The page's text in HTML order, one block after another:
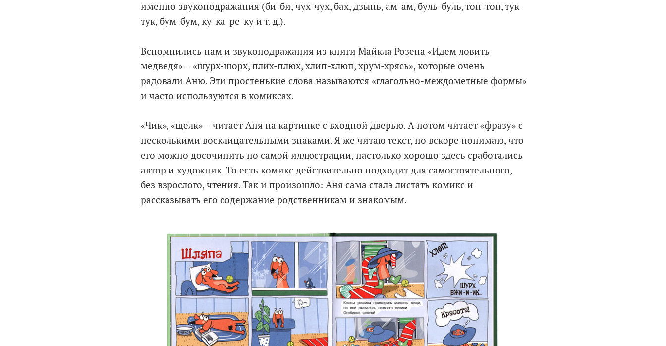
именно звукоподражания (би-би, чух-чух, бах, дзынь, ам-ам, буль-буль, топ-топ, тук-
тук, бум-бум, ку-ка-ре-ку и т. д.).
Вспомнились нам и звукоподражания из книги Майкла Розена «Идем ловить
медведя» ‒ «шурх-шорх, плих-плюх, хлип-хлюп, хрум-хрясь», которые очень
радовали Аню. Эти простенькие слова называются «глагольно-междометные формы»
и часто используются в комиксах.
«Чик», «щелк» – читает Аня на картинке с входной дверью. А потом читает «фразу» с
несколькими восклицательными знаками. Я же читаю текст, но вскоре понимаю, что
его можно досочинить по самой иллюстрации, настолько хорошо здесь сработались
автор и художник. То есть комикс действительно подходит для самостоятельного,
без взрослого, чтения. Так и произошло: Аня сама стала листать комикс и
рассказывать его содержание родственникам и знакомым.